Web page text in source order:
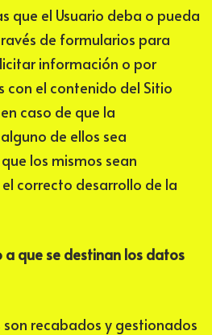
que el Usuario deba o pueda
de formularios para
información o por
con el contenido del Sitio
caso de que la
de ellos sea
los mismos sean
correcto desarrollo de la
que se destinan los datos
recabados y gestionados